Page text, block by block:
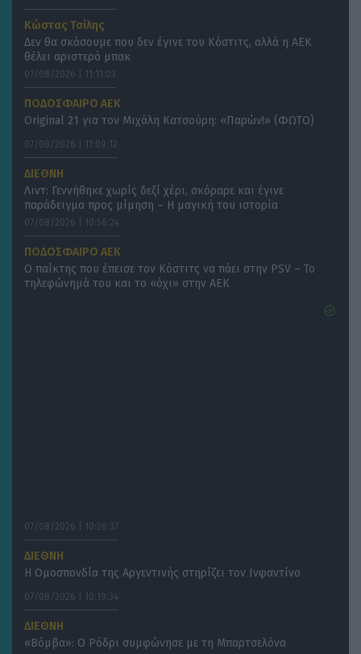
Κώστας Τσίλης
Δεν θα σκάσουμε που δεν έγινε του Κόστιτς, αλλά η ΑΕΚ
θέλει αριστερό μπακ
07/08/2026 | 11:11:03
ΠΟΔΟΣΦΑΙΡΟ ΑΕΚ
Original 21 για τον Μιχάλη Κατσούρη: «Παρών!» (ΦΩΤΟ)
07/08/2026 | 11:09:12
ΔΙΕΘΝΗ
Λιντ: Γεννήθηκε χωρίς δεξί χέρι, σκόραρε και έγινε
παράδειγμα προς μίμηση – Η μαγική του ιστορία
07/08/2026 | 10:56:24
ΠΟΔΟΣΦΑΙΡΟ ΑΕΚ
Ο παίκτης που έπεισε τον Κόστιτς να πάει στην PSV – Το
τηλεφώνημά του και το «όχι» στην ΑΕΚ
07/08/2026 | 10:26:37
ΔΙΕΘΝΗ
H Ομοσπονδία της Αργεντινής στηρίζει τον Ινφαντίνο
07/08/2026 | 10:19:34
ΔΙΕΘΝΗ
«Βόμβα»: Ο Ρόδρι συμφώνησε με τη Μπαρτσελόνα